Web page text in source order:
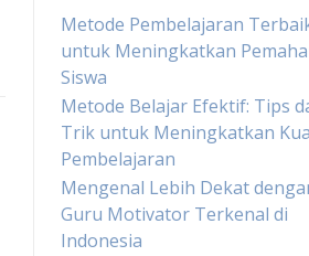
Metode Pembelajaran
untuk Meningkatkan
Siswa
Metode Belajar Efektif: Tips
Trik untuk Meningkatkan
Pembelajaran
Mengenal Lebih Dekat
Guru Motivator Terkenal di
Indonesia